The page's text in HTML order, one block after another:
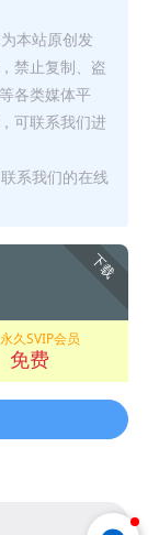
本站原创发
禁止复制、盗
各类媒体平
可联系我们进
系我们的在线
下载
永久SVIP会员
免费